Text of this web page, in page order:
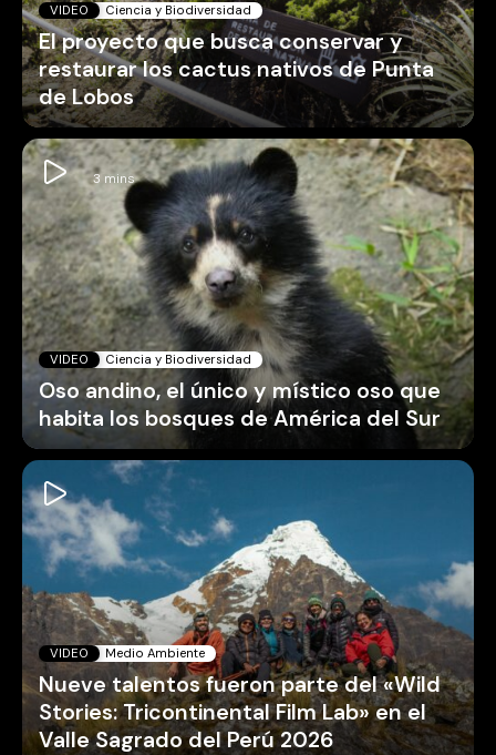
VIDEO Ciencia y Biodiversidad
El proyecto que busca conservar y
restaurar los cactus nativos de Punta
de Lobos
VIDEO Ciencia y Biodiversidad
Oso andino, el único y místico oso que
habita los bosques de América del Sur
VIDEO Medio Ambiente
Nueve talentos fueron parte del «Wild
Stories: Tricontinental Film Lab» en el
Valle Sagrado del Perú 2026